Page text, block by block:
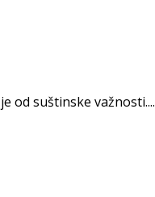
od suštinske važnosti....